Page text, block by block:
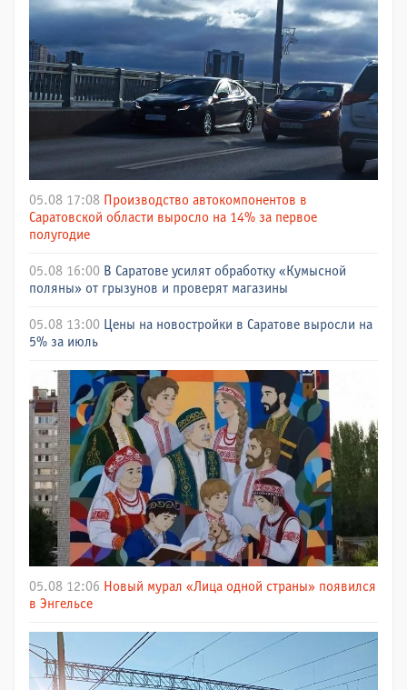
05.08 17:08 Производство автокомпонентов в
Саратовской области выросло на 14% за первое
полугодие
05.08 16:00 В Саратове усилят обработку «Кумысной
поляны» от грызунов и проверят магазины
05.08 13:00
Цены на новостройки в Саратове выросли на
5% за июль
05.08 12:06 Новый мурал «Лица одной страны» появился
в Энгельсе